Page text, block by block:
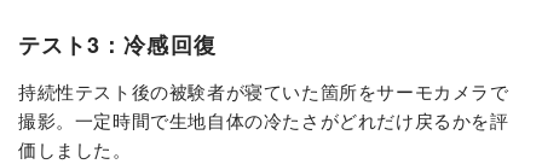
テスト3：冷感回復
持続性テスト後の被験者が寝ていた箇所をサーモカメラで
撮影。一定時間で生地自体の冷たさがどれだけ戻るかを評
価しました。